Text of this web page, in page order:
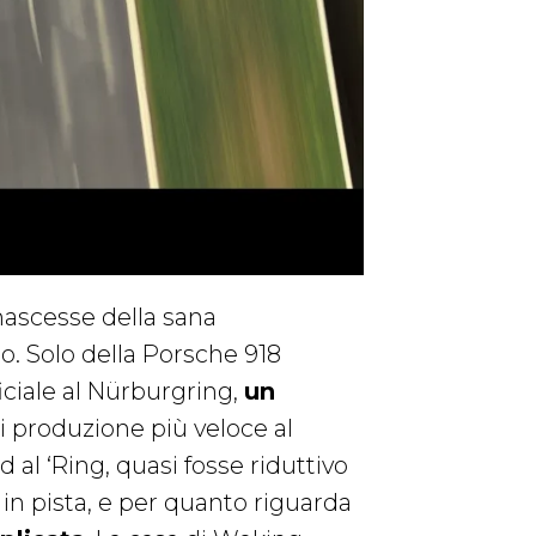
della sana
Solo della Porsche 918
al Nürburgring, un
produzione più veloce al
al ‘Ring, quasi fosse riduttivo
pista, e per quanto riguarda